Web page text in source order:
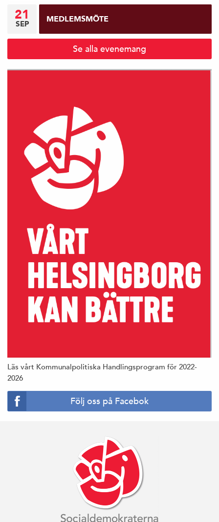
21
SEP MEDLEMSMÖTE
Se alla evenemang
Läs vårt Kommunalpolitiska Handlingsprogram för 2022-
2026
Följ oss på Facebok